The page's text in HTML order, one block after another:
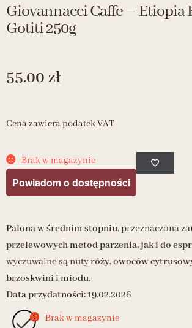
Giovannacci Caffe – Etiopia
Gotiti 250g
55.00 zł
Cena zawiera podatek VAT
Brak w magazynie
Powiadom o dostępności
Palona w średnim stopniu, przeznaczona
przelewowych metod parzenia, jak i do
wyczuwalne są nutyróży, owoców
brzoskwini i miodu.
Data przydatności:19.02.2026
Brak w magazynie